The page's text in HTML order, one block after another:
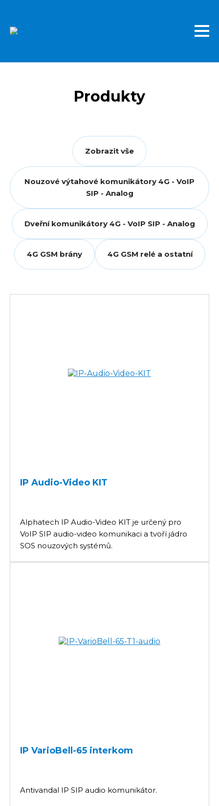
obsahu
Produkty
Zobrazit vše
Nouzové výtahové komunikátory 4G - VoIP
SIP - Analog
Dveřní komunikátory 4G - VoIP SIP - Analog
4G GSM brány 4G GSM relé a ostatní
IP Audio-Video KIT
Alphatech IP Audio-Video KIT je určený pro
VoIP SIP audio-video komunikaci a tvoří jádro
SOS nouzových systémů.
IP VarioBell-65 interkom
Antivandal IP SIP audio komunikátor.